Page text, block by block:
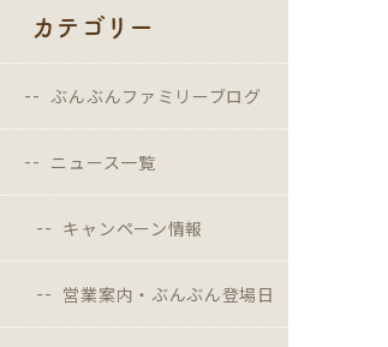
カテゴリー
ぶんぶんファミリーブログ
ニュース一覧
キャンペーン情報
営業案内・ぶんぶん登場日